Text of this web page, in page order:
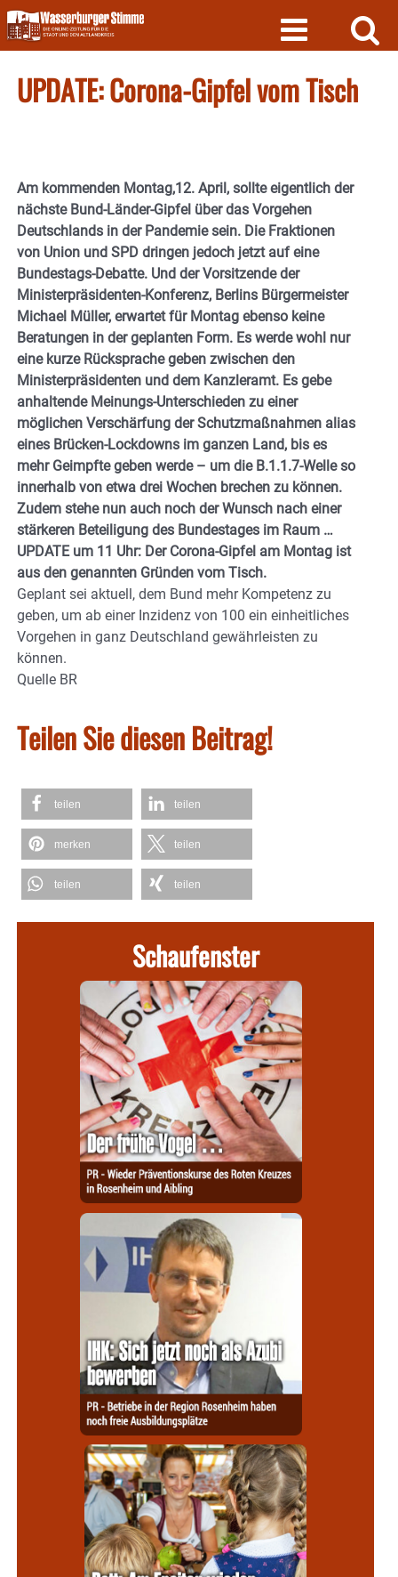
Skip
to
content
UPDATE: Corona-Gipfel vom Tisch
Am kommenden Montag,12. April, sollte eigentlich der
nächste Bund-Länder-Gipfel über das Vorgehen
Deutschlands in der Pandemie sein. Die Fraktionen
von Union und SPD dringen jedoch jetzt auf eine
Bundestags-Debatte. Und der Vorsitzende der
Ministerpräsidenten-Konferenz, Berlins Bürgermeister
Michael Müller, erwartet für Montag ebenso keine
Beratungen in der geplanten Form. Es werde wohl nur
eine kurze Rücksprache geben zwischen den
Ministerpräsidenten und dem Kanzleramt. Es gebe
anhaltende Meinungs-Unterschieden zu einer
möglichen Verschärfung der Schutzmaßnahmen alias
eines Brücken-Lockdowns im ganzen Land, bis es
mehr Geimpfte geben werde – um die B.1.1.7-Welle so
innerhalb von etwa drei Wochen brechen zu können.
Zudem stehe nun auch noch der Wunsch nach einer
stärkeren Beteiligung des Bundestages im Raum …
UPDATE um 11 Uhr: Der Corona-Gipfel am Montag ist
aus den genannten Gründen vom Tisch.
Geplant sei aktuell, dem Bund mehr Kompetenz zu
geben, um ab einer Inzidenz von 100 ein einheitliches
Vorgehen in ganz Deutschland gewährleisten zu
können.
Quelle BR
Teilen Sie diesen Beitrag!
teilen teilen
merken teilen
teilen teilen
Schaufenster